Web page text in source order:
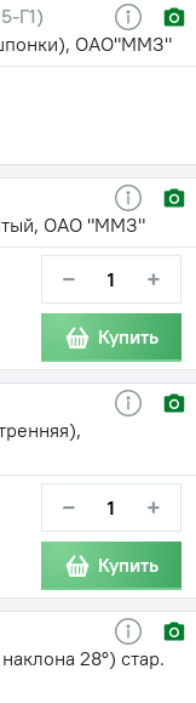
Г1)
ОАО"ММЗ"
ОАО "ММЗ"
− +
Купить
− +
Купить
28°) стар.